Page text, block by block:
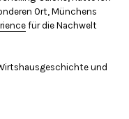
Ort, Münchens
für die Nachwelt
und